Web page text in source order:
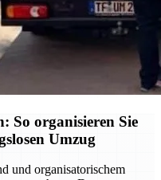
So organisieren Sie
Umzug
und organisatorischem